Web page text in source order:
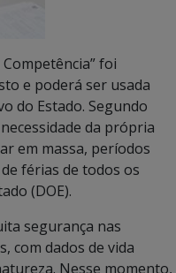
foi
e poderá ser usada
do Estado. Segundo
da própria
em massa, períodos
férias de todos os
(DOE).
segurança nas
com dados de vida
Nesse momento,